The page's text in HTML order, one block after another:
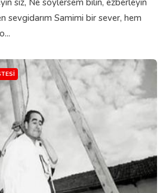
sevgidarım Samimi bir sever, hem